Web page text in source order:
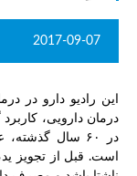
2017-09-07
این رادیو دارو در
درمان دارویی،
در ۶۰ سال